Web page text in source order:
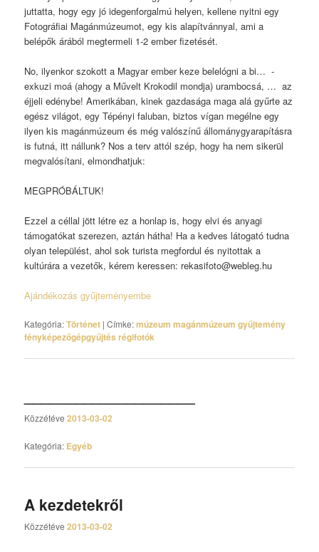
juttatta, hogy egy jó idegenforgalmú helyen, kellene nyitni egy
Fotográfiai Magánmúzeumot, egy kis alapítvánnyal, ami a
belépők árából megtermeli 1-2 ember fizetését.
No, ilyenkor szokott a Magyar ember keze belelógni a bi… -
exkuzi moá (ahogy a Művelt Krokodil mondja) urambocsá, … az
éjjeli edénybe! Amerikában, kinek gazdasága maga alá gyűrte az
egész világot, egy Tépényi faluban, biztos vígan megélne egy
ilyen kis magánmúzeum és még valószínű állománygyarapításra
is futná, itt nállunk? Nos a terv attól szép, hogy ha nem sikerül
megvalósítani, elmondhatjuk:
MEGPRÓBÁLTUK!
Ezzel a céllal jött létre ez a honlap is, hogy elvi és anyagi
támogatókat szerezen, aztán hátha! Ha a kedves látogató tudna
olyan települést, ahol sok turista megfordul és nyitottak a
kultúrára a vezetők, kérem keressen: rekasifoto@webleg.hu
Ajándékozás gyűjteményembe
Kategória:Történet |Címke:múzeum magánmúzeum gyűjtemény
fényképezőgépgyűjtés régifotók
Közzétéve2013-03-02
Kategória: Egyéb
A kezdetekről
Közzétéve2013-03-02